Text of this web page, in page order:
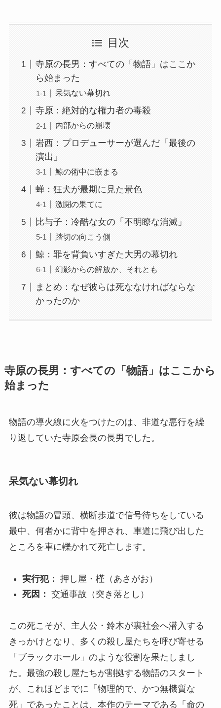
目次
寺原の長男：すべての「物語」はここか
ら始まった
呆気ない幕切れ
寺原：絶対的な権力者の毒殺
内部からの崩壊
岩西：プロデューサーが選んだ「最後の
演出」
鯨の術中に嵌まる
蝉：狂犬が最期に見た景色
激闘の果てに
比与子：冷酷な女の「不明瞭な消滅」
踏切の向こう側
鯨：罪を背負いすぎた大男の幕切れ
幻影からの解放か、それとも
まとめ：なぜ彼らは死ななければならな
かったのか
寺原の長男：すべての「物語」はここから
始まった
物語の導火線に火をつけたのは、非道な悪行を繰
り返していた寺原会長の長男でした。
呆気ない幕切れ
彼は物語の冒頭、横断歩道で信号待ちをしている
最中、何者かに背中を押され、車道に飛び出した
ところを車に轢かれて死亡します。
実行犯： 押し屋・槿（あさがお）
死因： 交通事故（突き落とし）
この死こそが、主人公・鈴木が裏社会へ潜入する
きっかけとなり、多くの殺し屋たちを呼び寄せる
「ブラックホール」のような役割を果たしまし
た。最強の殺し屋たちが割拠する物語のスタート
が、これほどまでに「物理的で、かつ無機質な
死」であったことは、本作のテーマである「命の